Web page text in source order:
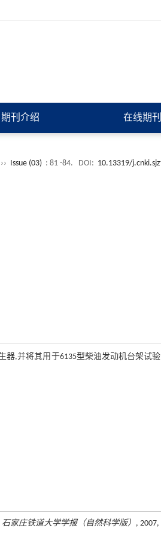
期刊介绍 在线期刊
›› Issue (03) : 81 -84. DOI: 10.13319/
,并将其用于6135型柴油发动机台架试
石家庄铁道大学学报（自然科学版） , 2007,